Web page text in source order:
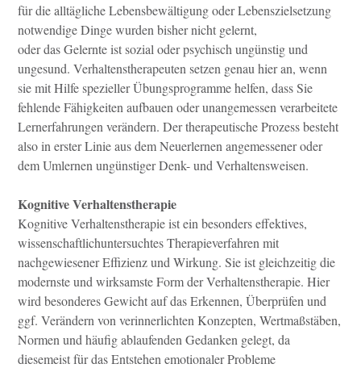
für die alltägliche Lebensbewältigung oder Lebenszielsetzung
notwendige Dinge wurden bisher nicht gelernt,
oder das Gelernte ist sozial oder psychisch ungünstig und
ungesund. Verhaltenstherapeuten setzen genau hier an, wenn
sie mit Hilfe spezieller Übungsprogramme helfen, dass Sie
fehlende Fähigkeiten aufbauen oder unangemessen verarbeitete
Lernerfahrungen verändern. Der therapeutische Prozess besteht
also in erster Linie aus dem Neuerlernen angemessener oder
dem Umlernen ungünstiger Denk- und Verhaltensweisen.
Kognitive Verhaltenstherapie
Kognitive Verhaltenstherapie ist ein besonders effektives,
wissenschaftlichuntersuchtes Therapieverfahren mit
nachgewiesener Effizienz und Wirkung. Sie ist gleichzeitig die
modernste und wirksamste Form der Verhaltenstherapie. Hier
wird besonderes Gewicht auf das Erkennen, Überprüfen und
ggf. Verändern von verinnerlichten Konzepten, Wertmaßstäben,
Normen und häufig ablaufenden Gedanken gelegt, da
diesemeist für das Entstehen emotionaler Probleme